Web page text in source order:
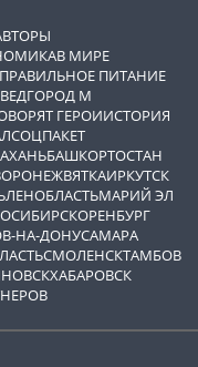
В МИРЕ
ПРАВИЛЬНОЕ ПИТАНИЕ
ГОРОД М
ГЕРОИИСТОРИЯ
СОЦПАКЕТ
БАШКОРТОСТАН
ВЯТКАИРКУТСК
ЛЕНОБЛАСТЬМАРИЙ ЭЛ
ОРЕНБУРГ
НА-ДОНУСАМАРА
СМОЛЕНСКТАМБОВ
ХАБАРОВСК